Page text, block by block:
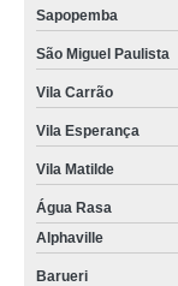
Sapopemba
São Miguel Paulista
Vila Carrão
Vila Esperança
Vila Matilde
Água Rasa
Alphaville
Barueri